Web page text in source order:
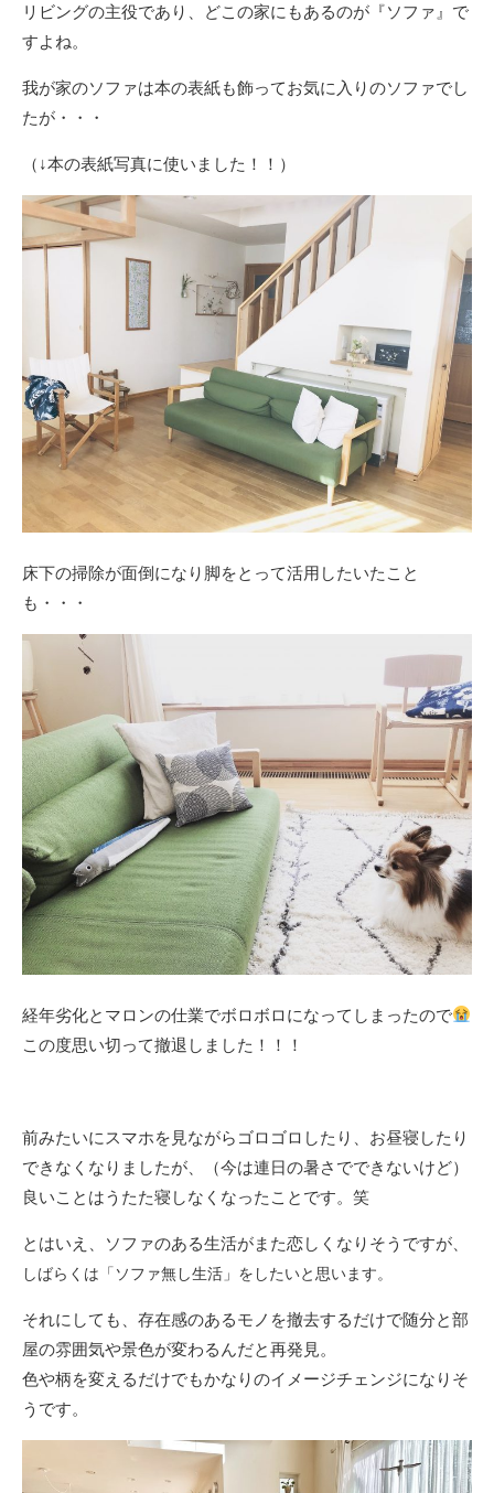
リビングの主役であり、どこの家にもあるのが『ソファ』で
すよね。
我が家のソファは本の表紙も飾ってお気に入りのソファでし
たが・・・
（↓本の表紙写真に使いました！！）
床下の掃除が面倒になり脚をとって活用したいたこと
も・・・
経年劣化とマロンの仕業でボロボロになってしまったので
この度思い切って撤退しました！！！
前みたいにスマホを見ながらゴロゴロしたり、お昼寝したり
できなくなりましたが、（今は連日の暑さでできないけど）
良いことはうたた寝しなくなったことです。笑
とはいえ、ソファのある生活がまた恋しくなりそうですが、
しばらくは「ソファ無し生活」をしたいと思います。
それにしても、存在感のあるモノを撤去するだけで随分と部
屋の雰囲気や景色が変わるんだと再発見。
色や柄を変えるだけでもかなりのイメージチェンジになりそ
うです。